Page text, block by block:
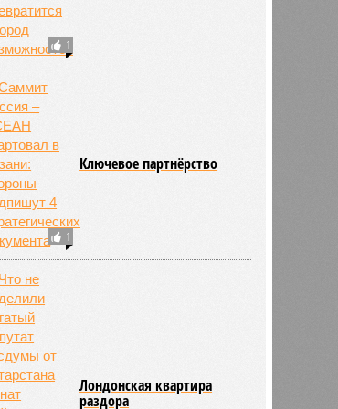
1
1
Ключевое партнёрство
Лондонская квартира
раздора